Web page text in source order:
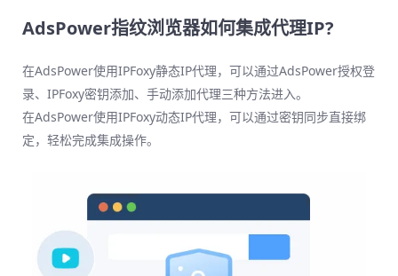
AdsPower指纹浏览器如何集成代理IP?
在AdsPower使用IPFoxy静态IP代理，可以通过AdsPower授权登
录、IPFoxy密钥添加、手动添加代理三种方法进入。
在AdsPower使用IPFoxy动态IP代理，可以通过密钥同步直接绑
定，轻松完成集成操作。